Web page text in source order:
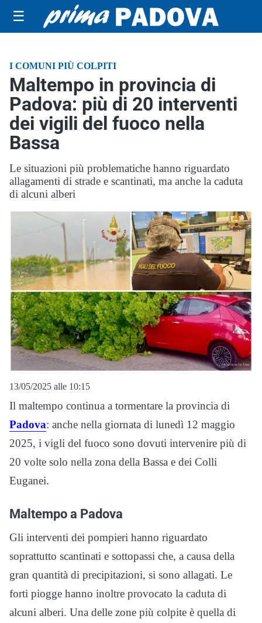
☰
I COMUNI PIÙ COLPITI
Maltempo in provincia di
Padova: più di 20 interventi
dei vigili del fuoco nella
Bassa
Le situazioni più problematiche hanno riguardato
allagamenti di strade e scantinati, ma anche la caduta
di alcuni alberi
13/05/2025 alle 10:15
Il maltempo continua a tormentare la provincia di
Padova: anche nella giornata di lunedì 12 maggio
2025, i vigli del fuoco sono dovuti intervenire più di
20 volte solo nella zona della Bassa e dei Colli
Euganei.
Maltempo a Padova
Gli interventi dei pompieri hanno riguardato
soprattutto scantinati e sottopassi che, a causa della
gran quantità di precipitazioni, si sono allagati. Le
forti piogge hanno inoltre provocato la caduta di
alcuni alberi. Una delle zone più colpite è quella di